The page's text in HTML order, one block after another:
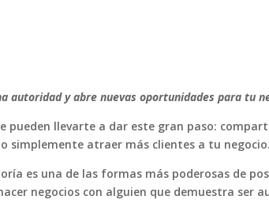
autoridad y abre nuevas oportunidades para tu
pueden llevarte a dar este gran paso:
simplemente atraer más clientes a tu negocio.
es una de las formas más poderosas de
negocios con alguien que demuestra ser